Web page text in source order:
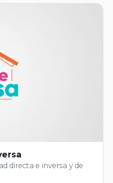
directa e inversa y de